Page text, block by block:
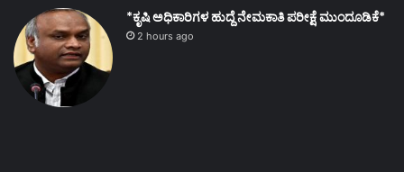
*ಕೃಷಿ ಅಧಿಕಾರಿಗಳ ಹುದ್ದೆ ನೇಮಕಾತಿ ಪರೀಕ್ಷೆ ಮುಂದೂಡಿಕೆ*
2 hours ago